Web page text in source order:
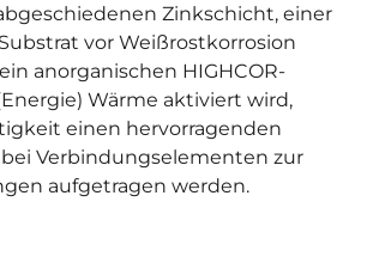
Zinkschicht, einer
vor Weißrostkorrosion
anorganischen HIGHCOR-
Wärme aktiviert wird,
einen hervorragenden
Verbindungselementen zur
aufgetragen werden.